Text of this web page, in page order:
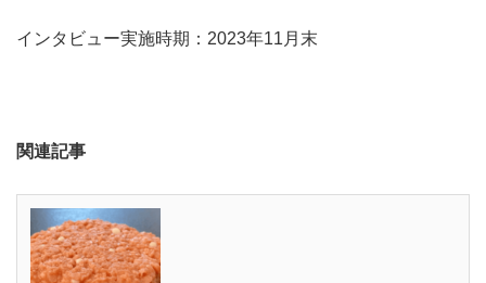
インタビュー実施時期：2023年11月末
関連記事